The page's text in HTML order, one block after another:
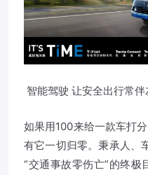
智能驾驶 让安全出行常伴
如果用100来给一款车打
有它一切归零。秉承人、
“交通事故零伤亡”的终